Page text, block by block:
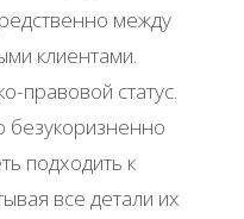
между
клиентами.
правовой статус.
безукоризненно
подходить к
все детали их